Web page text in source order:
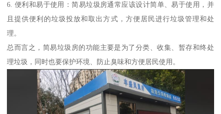
6. 便利和易于使用：简易垃圾房通常应该设计简单、易于使用，并
且提供便利的垃圾投放和取出方式，方便居民进行垃圾管理和处
理。
总而言之，简易垃圾房的功能主要是为了分类、收集、暂存和终处
理垃圾，同时也要保护环境、防止臭味和方便居民使用。